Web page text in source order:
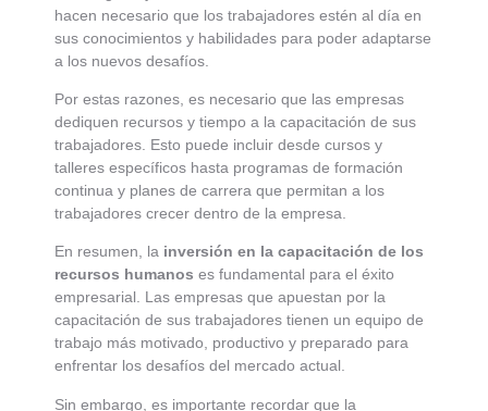
hacen necesario que los trabajadores estén al día en
sus conocimientos y habilidades para poder adaptarse
a los nuevos desafíos.
Por estas razones, es necesario que las empresas
dediquen recursos y tiempo a la capacitación de sus
trabajadores. Esto puede incluir desde cursos y
talleres específicos hasta programas de formación
continua y planes de carrera que permitan a los
trabajadores crecer dentro de la empresa.
En resumen, la inversión en la capacitación de los
recursos humanos es fundamental para el éxito
empresarial. Las empresas que apuestan por la
capacitación de sus trabajadores tienen un equipo de
trabajo más motivado, productivo y preparado para
enfrentar los desafíos del mercado actual.
Sin embargo, es importante recordar que la